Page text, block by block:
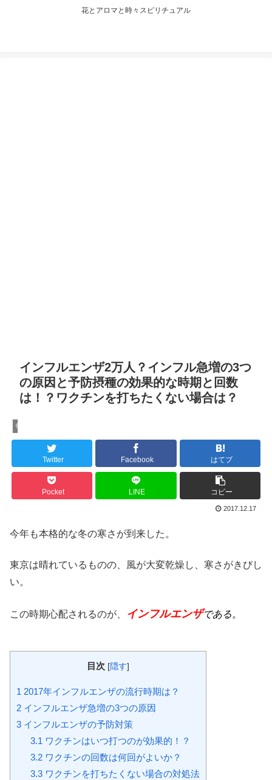
花とアロマと時々スピリチュアル
インフルエンザ2万人？インフル急増の3つ
の原因と予防摂種の効果的な時期と回数
は！？ワクチンを打ちたくない場合は？
旬のニュースまとめ
Twitter Facebook はてブ
Pocket LINE コピー
2017.12.17
今年も本格的な冬の寒さが到来した。
東京は晴れているものの、風が大変乾燥し、寒さがきびし
い。
この時期心配されるのが、 インフルエンザである。
目次 [隠す]
1 2017年インフルエンザの流行時期は？
2 インフルエンザ急増の3つの原因
3 インフルエンザの予防対策
3.1 ワクチンはいつ打つのが効果的！？
3.2ワクチンの回数は何回がよいか？
3.3ワクチンを打ちたくない場合の対処法